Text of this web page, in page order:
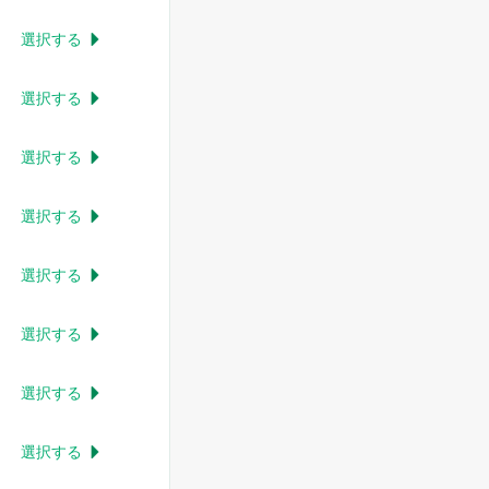
選択する 
選択する 
選択する 
選択する 
選択する 
選択する 
選択する 
選択する 